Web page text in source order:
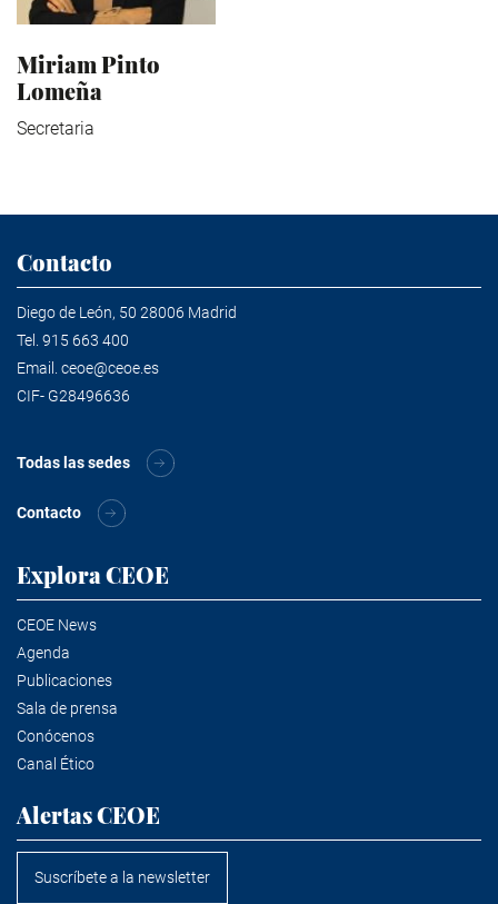
Miriam Pinto
Lomeña
Secretaria
Contacto
Diego de León, 50 28006 Madrid
Tel. 915 663 400
Email. ceoe@ceoe.es
CIF- G28496636
Todas las sedes
Contacto
Explora CEOE
CEOE News
Agenda
Publicaciones
Sala de prensa
Conócenos
Canal Ético
Alertas CEOE
Suscríbete a la newsletter